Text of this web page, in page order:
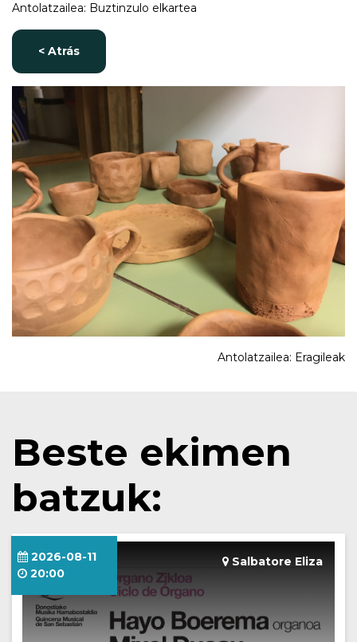
Antolatzailea: Buztinzulo elkartea
< Atrás
Antolatzailea: Eragileak
Beste ekimen
batzuk:
Salbatore Eliza
2026-08-11
20:00